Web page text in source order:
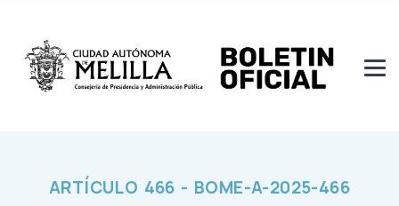
ARTÍCULO 466 - BOME-A-2025-466